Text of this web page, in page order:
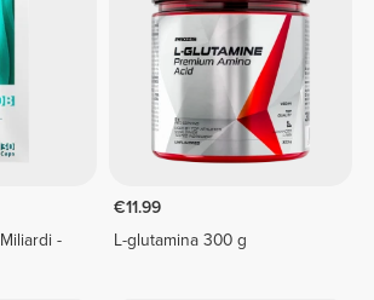
-
€11.99
L-glutamina 300 g